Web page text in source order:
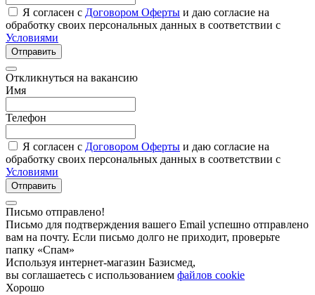
Я согласен с Договором Оферты и даю согласие на
обработку своих персональных данных в соответствии с
Условиями
Отправить
Откликнуться на вакансию
Имя
Телефон
Я согласен с Договором Оферты и даю согласие на
обработку своих персональных данных в соответствии с
Условиями
Отправить
Письмо отправлено!
Письмо для подтверждения вашего Email успешно отправлено
вам на почту. Если письмо долго не приходит, проверьте
папку «Спам»
Используя интернет-магазин Базисмед,
вы соглашаетесь с использованием файлов cookie
Хорошо